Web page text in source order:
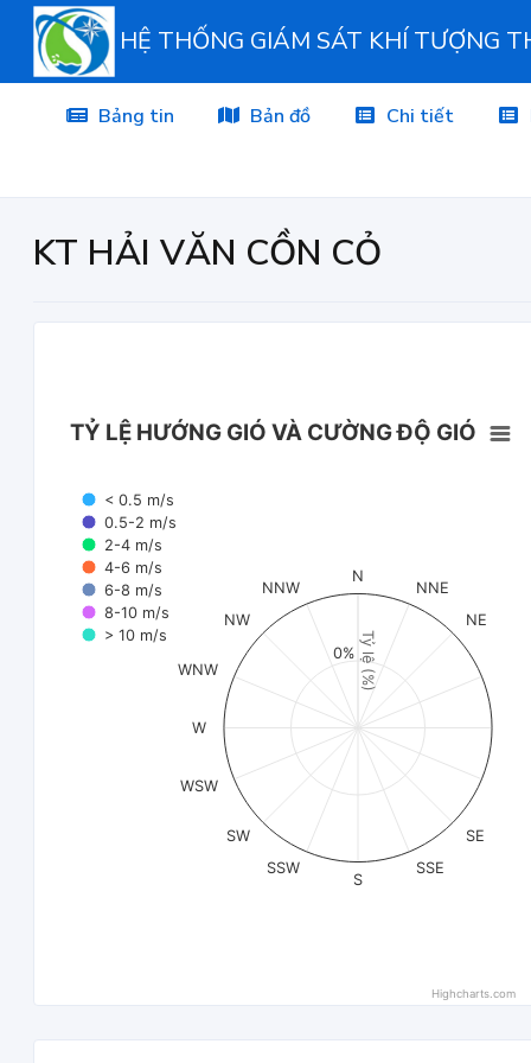
HỆ THỐNG GIÁM SÁT KHÍ TƯỢNG
Bảng tin Bản đồ Chi tiết
KT HẢI VĂN CỒN CỎ
Tỷ lệ (%)
TỶ LỆ HƯỚNG GIÓ VÀ CƯỜNG ĐỘ GIÓ
< 0.5 m/s
0.5-2 m/s
2-4 m/s
4-6 m/s
6-8 m/s
8-10 m/s
> 10 m/s
N
NNE
NE
SE
SSE
S
SSW
SW
WSW
W
WNW
NW
NNW
0%
Highcharts.com